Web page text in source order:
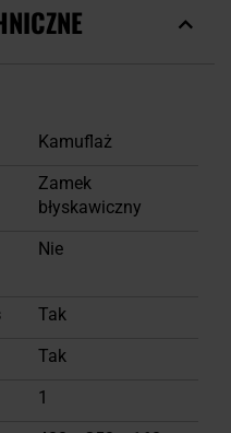
Kamuflaż
Zamek
błyskawiczny
Nie
Tak
Tak
1